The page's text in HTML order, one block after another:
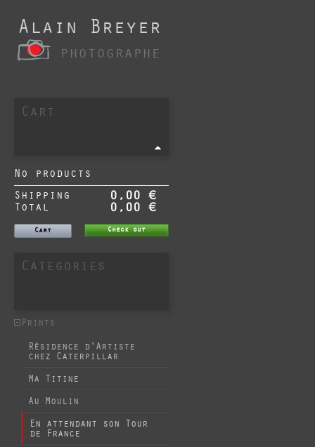
Alain Breyer
photographe
Cart
No products
Shipping
0,00 €
Total 0,00 €
Cart Check out
Categories
Prints
Résidence d'Artiste
chez Caterpillar
Ma Titine
Au Moulin
En attendant son Tour
de France